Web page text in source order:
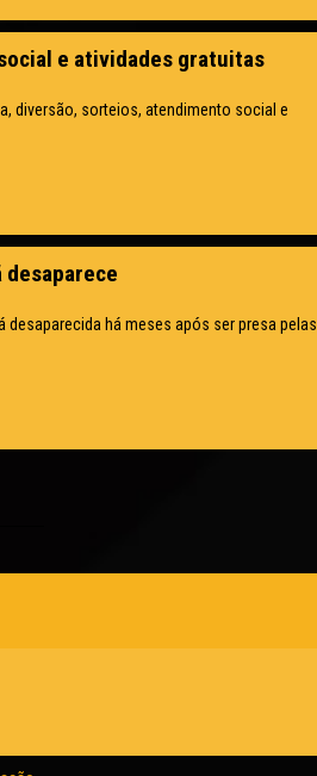
e atividades gratuitas
diversão, sorteios, atendimento social e
há meses após ser presa pelas